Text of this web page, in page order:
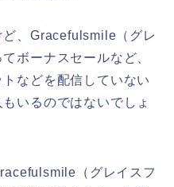
、Gracefulsmile（グレ
ボーナスセールなど、
などを配信していない
いるのではないでしょ
（グレイスフ